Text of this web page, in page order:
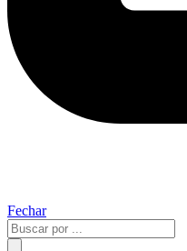
Fechar
Pesquisar
...